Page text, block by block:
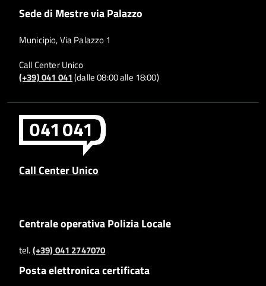
Sede di Mestre via Palazzo
Municipio, Via Palazzo 1
Call Center Unico
(+39) 041 041(dalle 08:00 alle 18:00)
Call Center Unico
Centrale operativa Polizia Locale
tel.(+39) 041 2747070
Posta elettronica certificata